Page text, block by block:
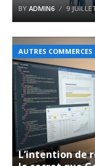
BY ADMIN6 9
AUTRES COMMERCES
L’intention de